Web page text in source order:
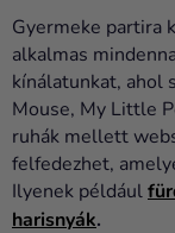
Esküvő
Party
Dekoráció
és
kiegészítők
Gyermeke partira
alkalmas
kínálatunkat, ahol
Mouse, My Little
ruhák mellett
felfedezhet,
Ilyenek például
harisnyák.